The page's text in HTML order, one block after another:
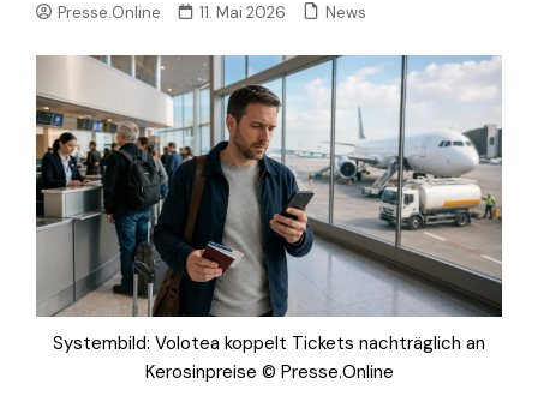
Presse.Online 11. Mai 2026 News
Systembild: Volotea koppelt Tickets nachträglich an
Kerosinpreise © Presse.Online